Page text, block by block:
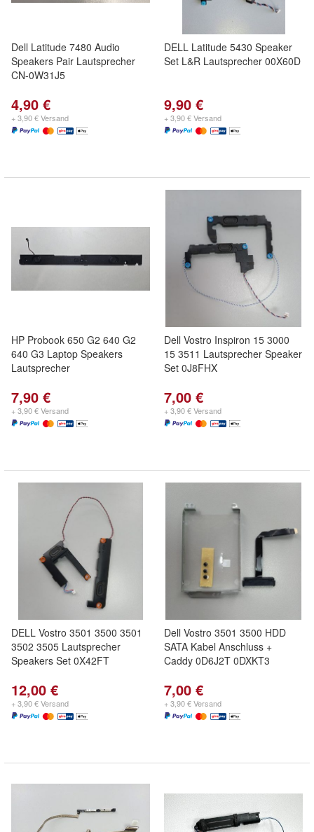
Dell Latitude 7480 Audio
Speakers Pair Lautsprecher
CN-0W31J5
4,90 €
+ 3,90 € Versand
DELL Latitude 5430 Speaker
Set L&R Lautsprecher 00X60D
9,90 €
+ 3,90 € Versand
HP Probook 650 G2 640 G2
640 G3 Laptop Speakers
Lautsprecher
7,90 €
+ 3,90 € Versand
Dell Vostro Inspiron 15 3000
15 3511 Lautsprecher Speaker
Set 0J8FHX
7,00 €
+ 3,90 € Versand
DELL Vostro 3501 3500 3501
3502 3505 Lautsprecher
Speakers Set 0X42FT
12,00 €
+ 3,90 € Versand
Dell Vostro 3501 3500 HDD
SATA Kabel Anschluss +
Caddy 0D6J2T 0DXKT3
7,00 €
+ 3,90 € Versand